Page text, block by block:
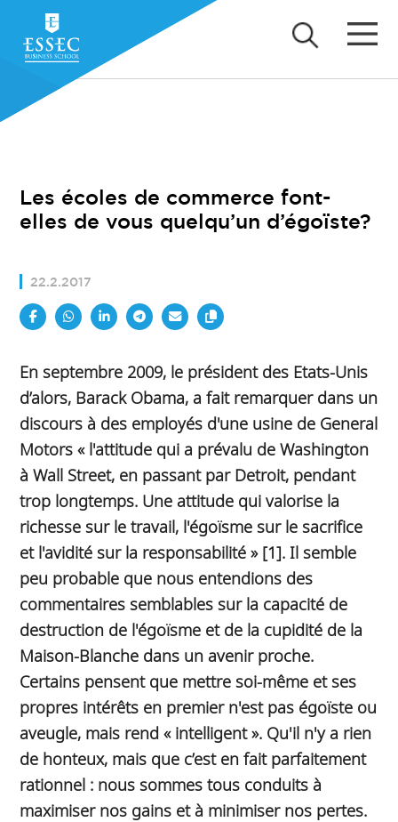
Les écoles de commerce font-
elles de vous quelqu’un d’égoïste?
22.2.2017
En septembre 2009, le président des Etats-Unis
d’alors, Barack Obama, a fait remarquer dans un
discours à des employés d'une usine de General
Motors « l'attitude qui a prévalu de Washington
à Wall Street, en passant par Detroit, pendant
trop longtemps. Une attitude qui valorise la
richesse sur le travail, l'égoïsme sur le sacrifice
et l'avidité sur la responsabilité » [1]. Il semble
peu probable que nous entendions des
commentaires semblables sur la capacité de
destruction de l'égoïsme et de la cupidité de la
Maison-Blanche dans un avenir proche.
Certains pensent que mettre soi-même et ses
propres intérêts en premier n'est pas égoïste ou
aveugle, mais rend « intelligent ». Qu'il n'y a rien
de honteux, mais que c’est en fait parfaitement
rationnel : nous sommes tous conduits à
maximiser nos gains et à minimiser nos pertes.